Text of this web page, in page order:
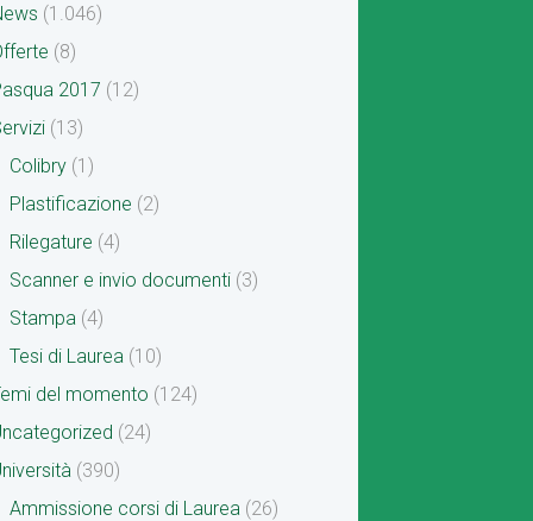
(1.046)
(8)
2017 (12)
(13)
Colibry (1)
Plastificazione (2)
Rilegature (4)
Scanner e invio documenti (3)
Stampa (4)
Tesi di Laurea (10)
del momento (124)
(24)
(390)
Ammissione corsi di Laurea (26)